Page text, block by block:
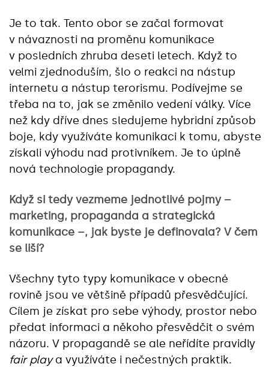
Je to tak. Tento obor se začal formovat
v návaznosti na proměnu komunikace
v posledních zhruba deseti letech. Když to
velmi zjednoduším, šlo o reakci na nástup
internetu a nástup terorismu. Podívejme se
třeba na to, jak se změnilo vedení války. Více
než kdy dříve dnes sledujeme hybridní způsob
boje, kdy využíváte komunikaci k tomu, abyste
získali výhodu nad protivníkem. Je to úplně
nová technologie propagandy.
Když si tedy vezmeme jednotlivé pojmy –
marketing, propaganda a strategická
komunikace –, jak byste je definovala? V čem
se liší?
Všechny tyto typy komunikace v obecné
rovině jsou ve většině případů přesvědčující.
Cílem je získat pro sebe výhody, prostor nebo
předat informaci a někoho přesvědčit o svém
názoru. V propagandě se ale neřídíte pravidly
fair playa využíváte i nečestných praktik.